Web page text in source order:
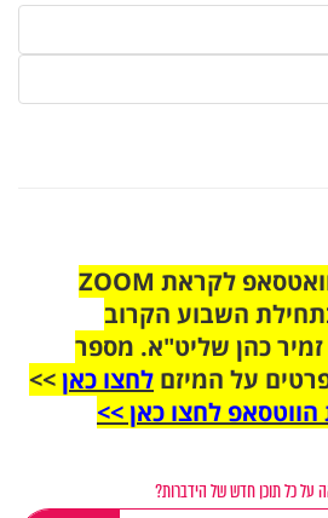
הצטרפו לקבוצת הוואטסאפ לקראת ZOOM
השבוע הקרוב
כהן שליט"א. מספר
על המיזם לחצו כאן>>
לחצו כאן >>
על כל תוכן חדש של הידברות?